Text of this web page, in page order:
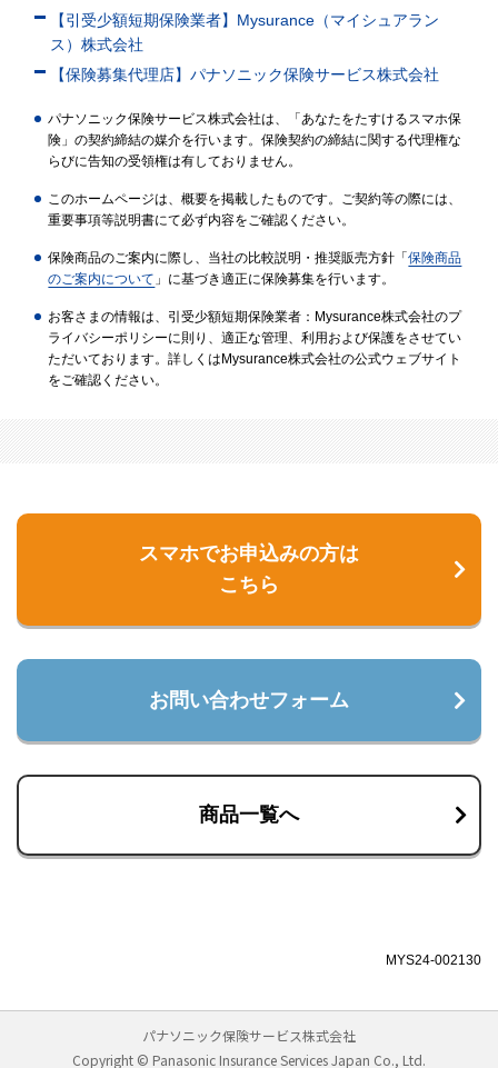
【引受少額短期保険業者】Mysurance（マイシュアラン
ス）株式会社
【保険募集代理店】パナソニック保険サービス株式会社
パナソニック保険サービス株式会社は、「あなたをたすけるスマホ保
険」の契約締結の媒介を行います。保険契約の締結に関する代理権な
らびに告知の受領権は有しておりません。
このホームページは、概要を掲載したものです。ご契約等の際には、
重要事項等説明書にて必ず内容をご確認ください。
保険商品のご案内に際し、当社の比較説明・推奨販売方針「保険商品
のご案内について 」に基づき適正に保険募集を行います。
お客さまの情報は、引受少額短期保険業者：Mysurance株式会社のプ
ライバシーポリシーに則り、適正な管理、利用および保護をさせてい
ただいております。詳しくはMysurance株式会社の公式ウェブサイト
をご確認ください。
スマホでお申込みの方は
こちら
お問い合わせフォーム
商品一覧へ
MYS24-002130
パナソニック保険サービス株式会社
Copyright © Panasonic Insurance Services Japan Co., Ltd.